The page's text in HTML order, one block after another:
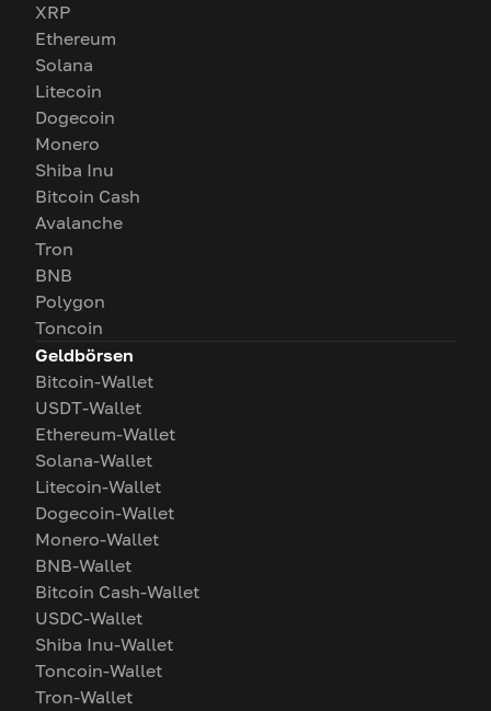
XRP
Ethereum
Solana
Litecoin
Dogecoin
Monero
Shiba Inu
Bitcoin Cash
Avalanche
Tron
BNB
Polygon
Toncoin
Geldbörsen
Bitcoin-Wallet
USDT-Wallet
Ethereum-Wallet
Solana-Wallet
Litecoin-Wallet
Dogecoin-Wallet
Monero-Wallet
BNB-Wallet
Bitcoin Cash-Wallet
USDC-Wallet
Shiba Inu-Wallet
Toncoin-Wallet
Tron-Wallet